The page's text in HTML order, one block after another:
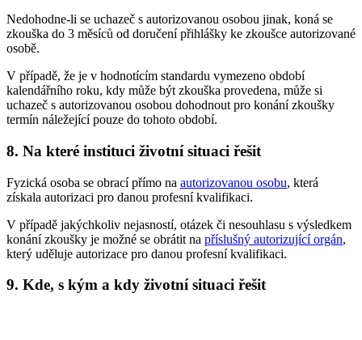
Nedohodne-li se uchazeč s autorizovanou osobou jinak, koná se
zkouška do 3 měsíců od doručení přihlášky ke zkoušce autorizované
osobě.
V případě, že je v hodnotícím standardu vymezeno období
kalendářního roku, kdy může být zkouška provedena, může si
uchazeč s autorizovanou osobou dohodnout pro konání zkoušky
termín náležející pouze do tohoto období.
8. Na které instituci životní situaci řešit
Fyzická osoba se obrací přímo na autorizovanou osobu, která
získala autorizaci pro danou profesní kvalifikaci.
V případě jakýchkoliv nejasností, otázek či nesouhlasu s výsledkem
konání zkoušky je možné se obrátit na příslušný autorizující orgán,
který uděluje autorizace pro danou profesní kvalifikaci.
9. Kde, s kým a kdy životní situaci řešit